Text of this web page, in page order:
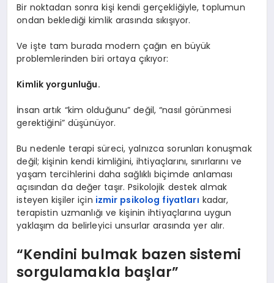
Bir noktadan sonra kişi kendi gerçekliğiyle, toplumun
ondan beklediği kimlik arasında sıkışıyor.
Ve işte tam burada modern çağın en büyük
problemlerinden biri ortaya çıkıyor:
Kimlik yorgunluğu.
İnsan artık “kim olduğunu” değil, “nasıl görünmesi
gerektiğini” düşünüyor.
Bu nedenle terapi süreci, yalnızca sorunları konuşmak
değil; kişinin kendi kimliğini, ihtiyaçlarını, sınırlarını ve
yaşam tercihlerini daha sağlıklı biçimde anlaması
açısından da değer taşır. Psikolojik destek almak
isteyen kişiler için izmir psikolog fiyatları kadar,
terapistin uzmanlığı ve kişinin ihtiyaçlarına uygun
yaklaşım da belirleyici unsurlar arasında yer alır.
“Kendini bulmak bazen sistemi
sorgulamakla başlar”